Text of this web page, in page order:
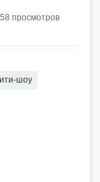
просмотров
шоу